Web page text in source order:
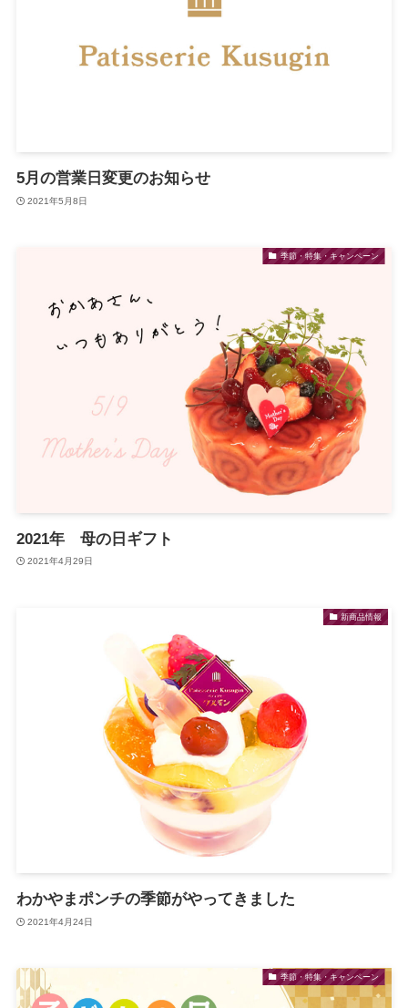
5月の営業日変更のお知らせ
2021年5月8日
季節・特集・キャンペーン
2021年 母の日ギフト
2021年4月29日
新商品情報
わかやまポンチの季節がやってきました
2021年4月24日
季節・特集・キャンペーン